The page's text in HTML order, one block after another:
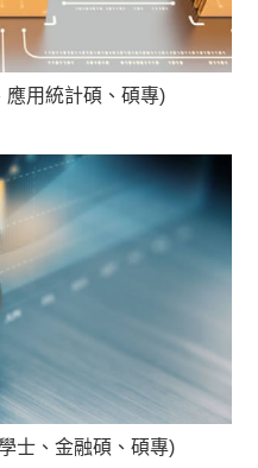
應用統計碩、碩專)
士、金融碩、碩專)